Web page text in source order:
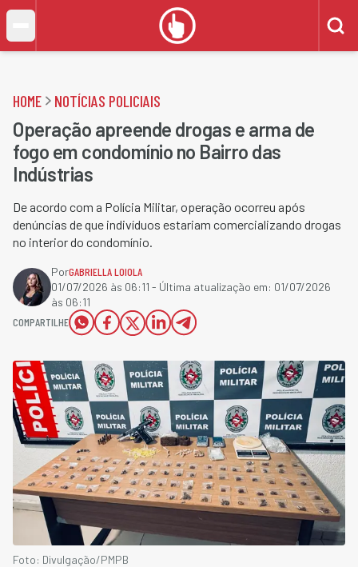
HOME NOTÍCIAS POLICIAIS
Operação apreende drogas e arma de
fogo em condomínio no Bairro das
Indústrias
De acordo com a Polícia Militar, operação ocorreu após
denúncias de que indivíduos estariam comercializando drogas
no interior do condomínio.
PorGABRIELLA LOIOLA
01/07/2026 às 06:11 - Última atualização em: 01/07/2026
às 06:11
COMPARTILHE
Foto: Divulgação/PMPB